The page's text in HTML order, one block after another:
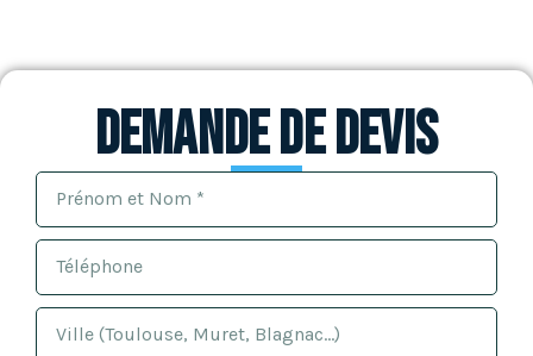
Demande de devis